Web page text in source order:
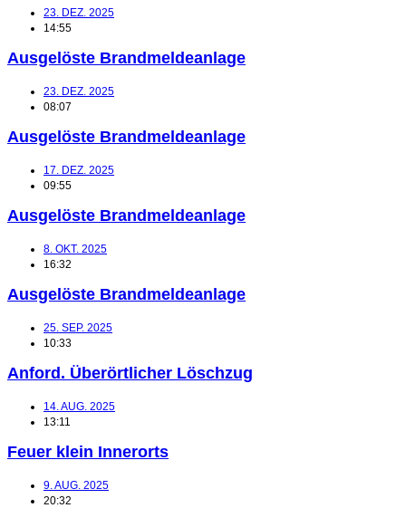
23. DEZ. 2025
14:55
Ausgelöste Brandmeldeanlage
23. DEZ. 2025
08:07
Ausgelöste Brandmeldeanlage
17. DEZ. 2025
09:55
Ausgelöste Brandmeldeanlage
8. OKT. 2025
16:32
Ausgelöste Brandmeldeanlage
25. SEP. 2025
10:33
Anford. Überörtlicher Löschzug
14. AUG. 2025
13:11
Feuer klein Innerorts
9. AUG. 2025
20:32